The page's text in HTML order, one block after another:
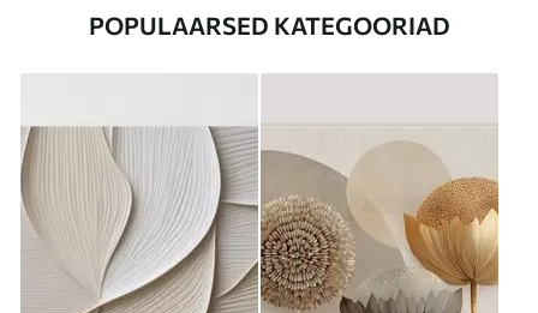
POPULAARSED KATEGOORIAD